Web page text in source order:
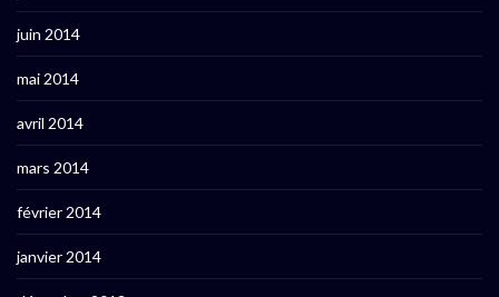
juin 2014
mai 2014
avril 2014
mars 2014
février 2014
janvier 2014